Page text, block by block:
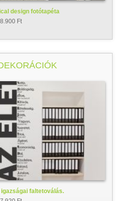
design fotótapéta
8.900 Ft
igazságai faltetoválás.